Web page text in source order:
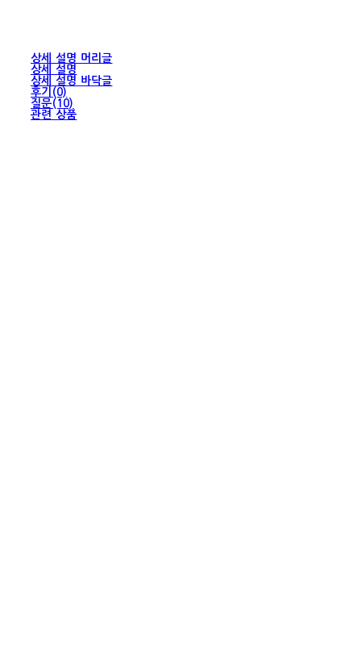
상세 설명 머리글
상세 설명
상세 설명 바닥글
후기(0)
질문(10)
관련 상품